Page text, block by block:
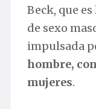
Beck, que
de sexo
impulsada
hombre,
mujeres.